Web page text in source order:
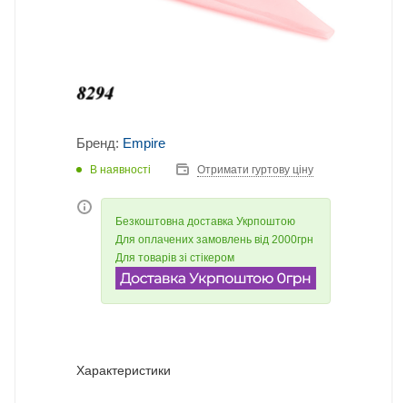
Бренд: Empire
В наявності Отримати гуртову ціну
Безкоштовна доставка Укрпоштою
Для оплачених замовлень від 2000грн
Для товарів зі стікером
Характеристики